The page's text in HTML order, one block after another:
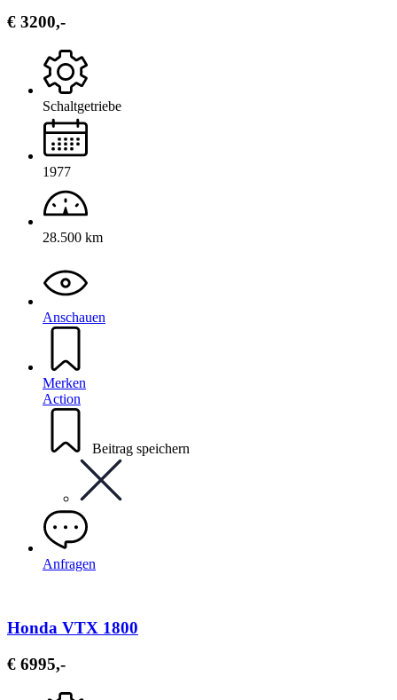
€ 3200,-
Schaltgetriebe
1977
28.500 km
Anschauen
Merken
Action
Beitrag speichern
Anfragen
Honda VTX 1800
€ 6995,-